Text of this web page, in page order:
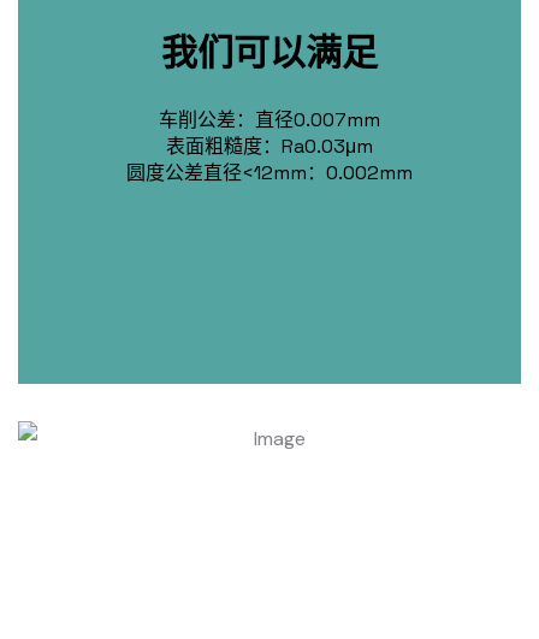
我们可以满足
车削公差：直径0.007mm
表面粗糙度：Ra0.03μm
圆度公差直径<12mm：0.002mm